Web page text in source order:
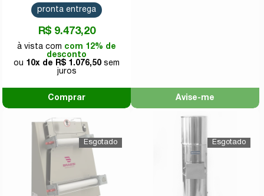
R$ 9.473,20
com 12% de
desconto
10x de
R$ 1.076,50
pronta entrega
Comprar Avise-me